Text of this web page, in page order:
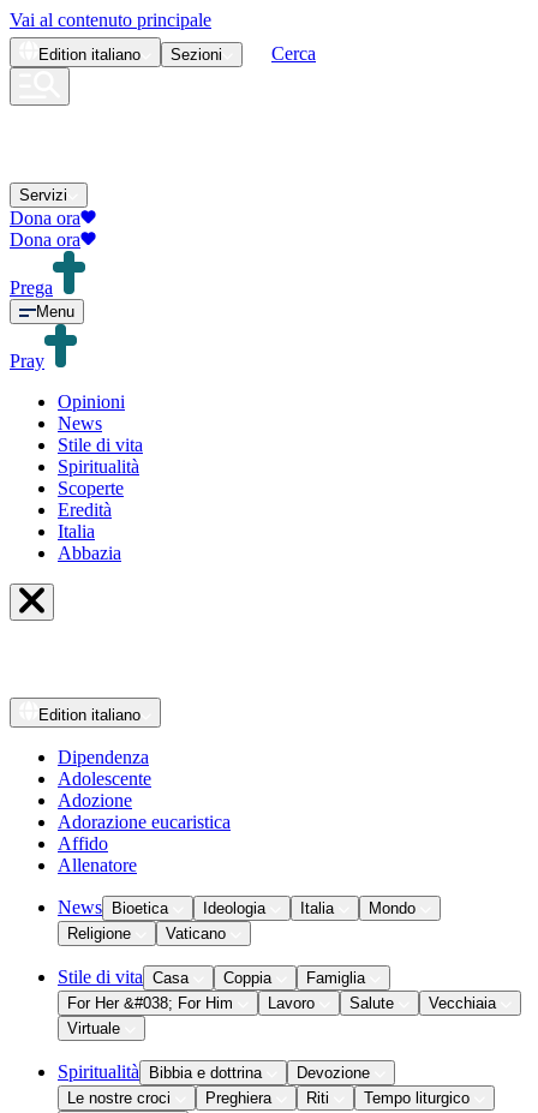
Vai al contenuto principale
Edition italiano Sezioni Cerca
Servizi
Dona ora
Dona ora
Prega
Menu
Pray
Opinioni
News
Stile di vita
Spiritualità
Scoperte
Eredità
Italia
Abbazia
Edition italiano
Dipendenza
Adolescente
Adozione
Adorazione eucaristica
Affido
Allenatore
News Bioetica Ideologia Italia
Mondo
Religione
Vaticano
Stile di vita Casa Coppia
Famiglia
For Her &#038; For Him
Lavoro Salute
Vecchiaia
Virtuale
Spiritualità Bibbia e dottrina
Devozione
Le nostre croci
Preghiera Riti
Tempo liturgico